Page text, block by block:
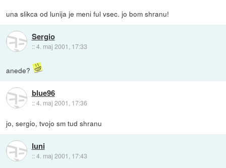
una slikca od lunija je meni ful vsec. jo bom shranu!
Sergio
::4. maj 2001, 17:33
anede?
blue96
::4. maj 2001, 17:36
jo, sergio, tvojo sm tud shranu
luni
::4. maj 2001, 17:43